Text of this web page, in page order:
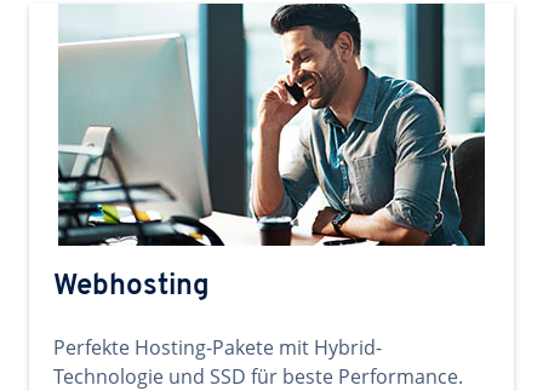
Webhosting
Perfekte Hosting-Pakete mit Hybrid-
Technologie und SSD für beste Performance.